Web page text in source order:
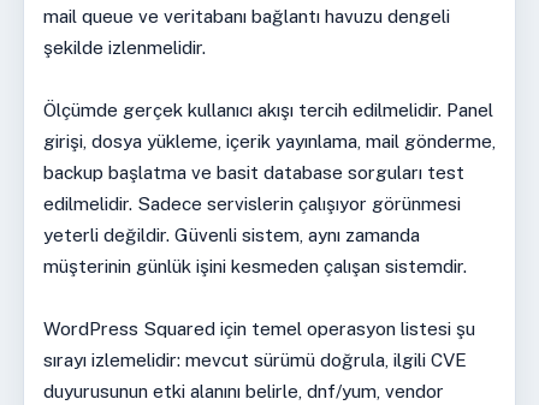
mail queue ve veritabanı bağlantı havuzu dengeli
şekilde izlenmelidir.
Ölçümde gerçek kullanıcı akışı tercih edilmelidir. Panel
girişi, dosya yükleme, içerik yayınlama, mail gönderme,
backup başlatma ve basit database sorguları test
edilmelidir. Sadece servislerin çalışıyor görünmesi
yeterli değildir. Güvenli sistem, aynı zamanda
müşterinin günlük işini kesmeden çalışan sistemdir.
WordPress Squared için temel operasyon listesi şu
sırayı izlemelidir: mevcut sürümü doğrula, ilgili CVE
duyurusunun etki alanını belirle, dnf/yum, vendor